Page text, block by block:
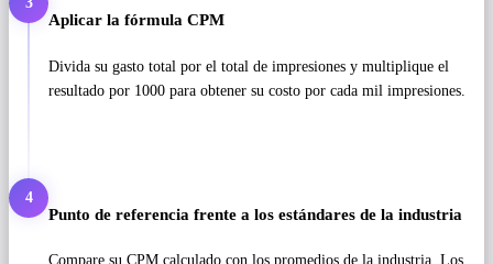
Aplicar la fórmula CPM
Divida su gasto total por el total de impresiones y multiplique el
resultado por 1000 para obtener su costo por cada mil impresiones.
4
Punto de referencia frente a los estándares de la industria
Compare su CPM calculado con los promedios de la industria. Los